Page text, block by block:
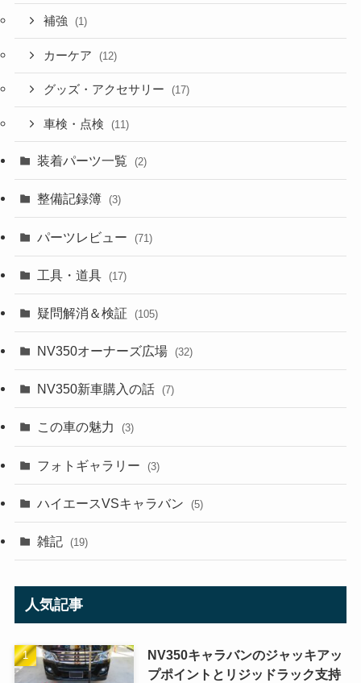
補強 (1)
カーケア (12)
グッズ・アクセサリー (17)
車検・点検 (11)
装着パーツ一覧 (2)
整備記録簿 (3)
パーツレビュー (71)
工具・道具 (17)
疑問解消＆検証 (105)
NV350オーナーズ広場 (32)
NV350新車購入の話 (7)
この車の魅力 (3)
フォトギャラリー (3)
ハイエースVSキャラバン (5)
雑記 (19)
人気記事
NV350キャラバンのジャッキアッ
プポイントとリジッドラック支持